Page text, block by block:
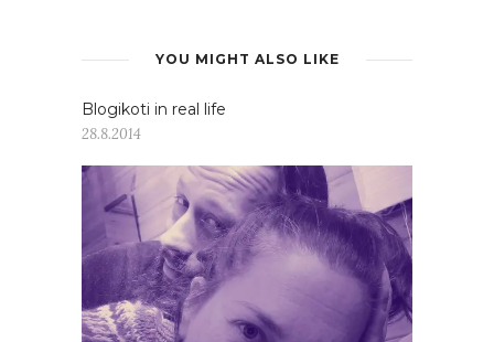
YOU MIGHT ALSO LIKE
Blogikoti in real life
28.8.2014